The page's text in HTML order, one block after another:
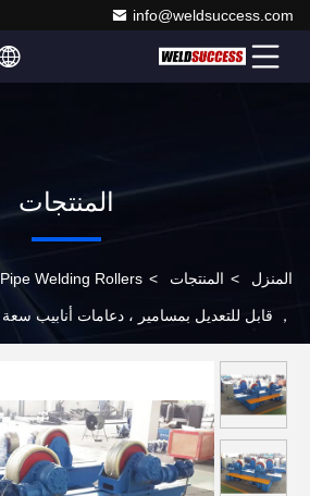
info@weldsuccess.com
المنتجات
المنزل > المنتجات >
Pipe Welding Rollers
， قابل للتعديل بمسامير ، دعامات أنابيب سعة 20 طن